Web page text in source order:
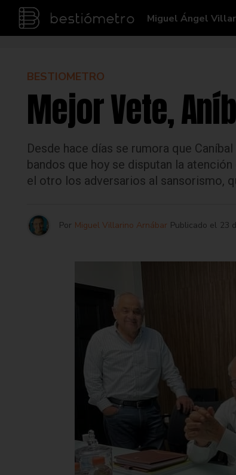
Miguel Ángel
BESTIOMETRO
Mejor Vete,
Desde hace días se rumora que
bandos que hoy se disputan la
el otro los adversarios al sansorismo,
Por Miguel Villarino Arnábar Publicado el 23